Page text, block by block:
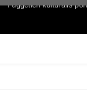
Független kulturális